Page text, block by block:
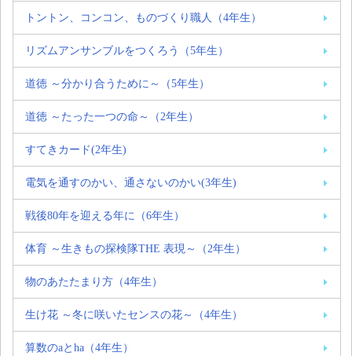
トントン、コンコン、ものづくり職人（4年生）
リズムアンサンブルをつくろう（5年生）
道徳 ～分かり合うために～（5年生）
道徳 ～たった一つの命～（2年生）
すてきカード(2年生)
電気を通すのかい、通さないのかい(3年生)
戦後80年を迎える年に（6年生）
体育 ～生きもの探検隊THE 表現～（2年生）
物のあたたまり方（4年生）
生け花 ～冬に咲いたセンスの花～（4年生）
算数のaとha（4年生）